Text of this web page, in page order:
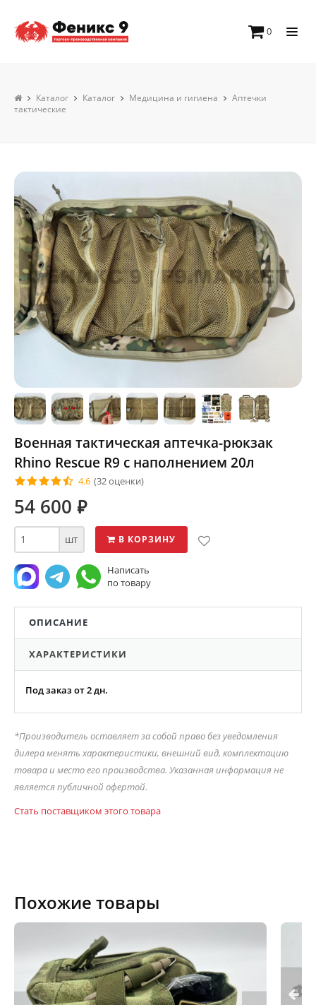
0
Каталог Каталог Медицина и гигиена
Аптечки
тактические
Военная тактическая аптечка-рюкзак
Rhino Rescue R9 с наполнением 20л
4.6 (32 оценки)
54 600 ⃏
шт В КОРЗИНУ
Написать
по товару
ОПИСАНИЕ
ХАРАКТЕРИСТИКИ
Под заказ от 2 дн.
*Производитель оставляет за собой право без уведомления
дилера менять характеристики, внешний вид, комплектацию
товара и место его производства. Указанная информация не
является публичной офертой.
Стать поставщиком этого товара
Похожие товары